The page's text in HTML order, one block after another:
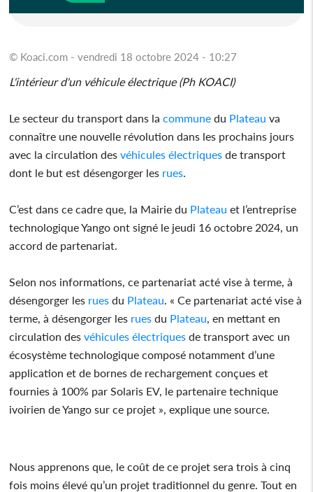
© Koaci.com - vendredi 18 octobre 2024 - 10:27
L'intérieur d'un véhicule électrique (Ph KOACI)
Le secteur du transport dans lacommune du Plateau va
connaître une nouvelle révolution dans les prochains jours
avec la circulation desvéhicules électriques de transport
dont le but est désengorger les rues
C’est dans ce cadre que, la Mairie du Plateau et l’entreprise
technologique Yango ont signé le jeudi 16 octobre 2024, un
accord de partenariat.
Selon nos informations, ce partenariat acté vise à terme, à
désengorger les rues du Plateau . « Ce partenariat acté vise à
terme, à désengorger les rues du Plateau , en mettant en
circulation desvéhicules électriques de transport avec un
écosystème technologique composé notamment d’une
application et de bornes de rechargement conçues et
fournies à 100% par Solaris EV, le partenaire technique
ivoirien de Yango sur ce projet », explique une source.
Nous apprenons que, le coût de ce projet sera trois à cinq
fois moins élevé qu’un projet traditionnel du genre. Tout en